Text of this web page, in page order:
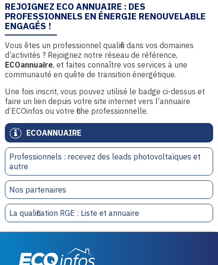
ECOANNUAIRE
Professionnels : recevez des leads photovoltaïques et
autre
Nos partenaires
La qualification RGE : Liste et annuaire
REJOIGNEZ ECO ANNUAIRE : DES
PROFESSIONNELS EN ÉNERGIE RENOUVELABLE
ENGAGÉS !
Vous êtes un professionnel qualifié dans vos domaines
d’activités ? Rejoignez notre réseau de référence,
ECOannuaire, et faites connaître vos services à une
communauté en quête de transition énergétique.
Une fois inscrit, vous pouvez utilisé le badge ci-dessus et
faire un lien depuis votre site internet vers l’annuaire
d’ECOinfos ou votre fiche professionnelle.